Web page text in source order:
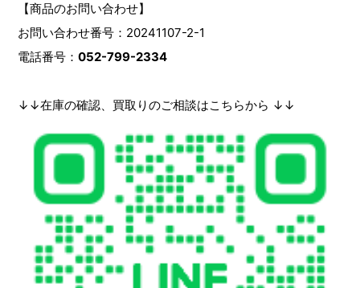
【商品のお問い合わせ】
お問い合わせ番号：20241107-2-1
電話番号：052-799-2334
↓↓在庫の確認、買取りのご相談はこちらから ↓↓